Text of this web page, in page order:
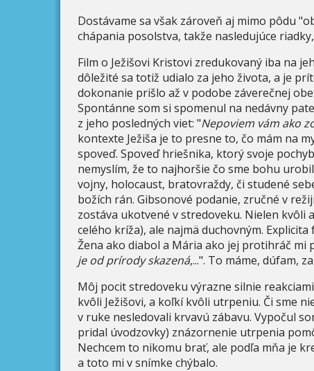
Dostávame sa však zároveň aj mimo pôdu
chápania posolstva, takže nasledujúce
Film o Ježišovi Kristovi zredukovaný iba na
dôležité sa totiž udialo za jeho života, a je
dokonanie prišlo až v podobe záverečnej
Spontánne som si spomenul na nedávny
z jeho posledných viet: "Nepoviem vám ako
kontexte Ježiša je to presne to, čo mám na
spoveď. Spoveď hriešnika, ktorý svoje
nemyslím, že to najhoršie čo sme bohu
vojny, holocaust, bratovraždy, či studené
božích rán. Gibsonové podanie, zručné v
zostáva ukotvené v stredoveku. Nielen kvôli
celého kríža), ale najmä duchovným.
Žena ako diabol a Mária ako jej protihráč mi
je od prírody skazená,...". To máme, dúfam,
Môj pocit stredoveku výrazne silnie
kvôli Ježišovi, a koľkí kvôli utrpeniu. Či sme
v ruke nesledovali krvavú zábavu. Vypočul
pridal úvodzovky) znázornenie utrpenia
Nechcem to nikomu brať, ale podľa mňa je
a toto mi v snímke chýbalo.